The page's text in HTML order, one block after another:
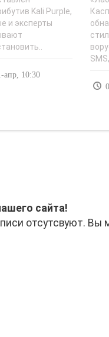
Kali Purple,
и эксперты
апр, 10:30
сайта!
отсутсвуют. Вы